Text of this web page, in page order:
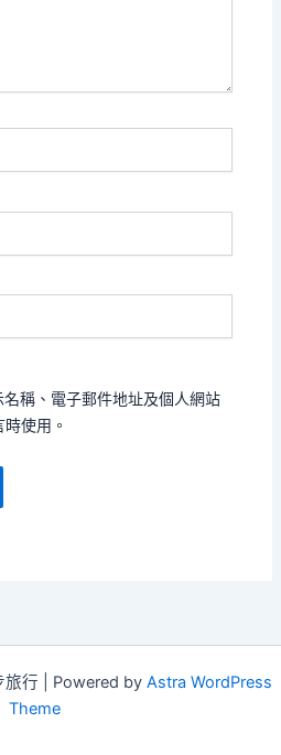
名稱、電子郵件地址及個人網站
使用。
行 | Powered by Astra WordPress
Theme